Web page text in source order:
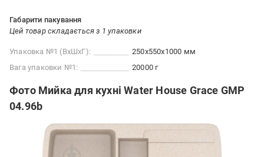
Габарити пакування
Цей товар складається з 1 упаковки
Упаковка №1 (ВхШхГ):
250x550x1000 мм
Вага упаковки №1:
20000 г
Фото Мийка для кухні Water House Grace GMP
04.96b